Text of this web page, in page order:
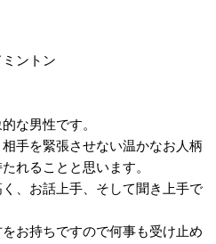
ントン
な男性です。
手を緊張させない温かなお人柄
れることと思います。
、お話上手、そして聞き上手で
お持ちですので何事も受け止め